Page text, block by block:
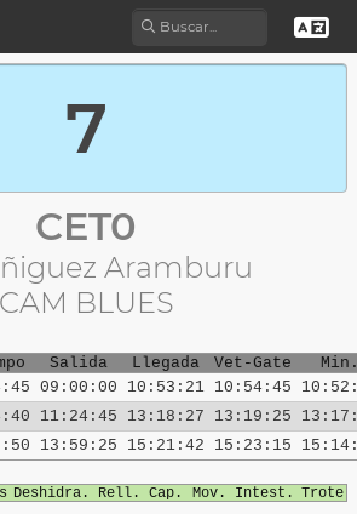
CET0
Aramburu
CAM BLUES
Salida Llegada Vet-Gate
09:00:00 10:53:21 10:54:45
11:24:45 13:18:27 13:19:25
13:59:25 15:21:42 15:23:15
Deshidra. Rell. Cap. Mov. Intest. Trote